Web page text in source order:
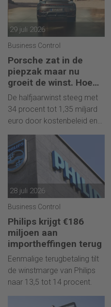
29 juli 2026
Business Control
Porsche zat in de
piepzak maar nu
groeit de winst. Hoe
kan dat?
De halfjaarwinst steeg met
34 procent tot 1,35 miljard
euro door kostenbeleid en
strategie.
28 juli 2026
Business Control
Philips krijgt €186
miljoen aan
importheffingen terug
Eenmalige terugbetaling tilt
de winstmarge van Philips
naar 13,5 tot 14 procent.